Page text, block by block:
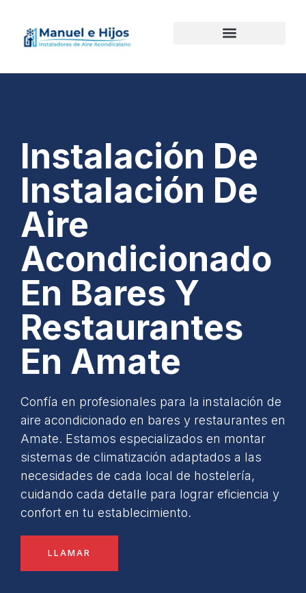
Instalación De
Instalación De
Aire
Acondicionado
En Bares Y
Restaurantes
En Amate
Confía en profesionales para la instalación de
aire acondicionado en bares y restaurantes en
Amate. Estamos especializados en montar
sistemas de climatización adaptados a las
necesidades de cada local de hostelería,
cuidando cada detalle para lograr eficiencia y
confort en tu establecimiento.
LLAMAR